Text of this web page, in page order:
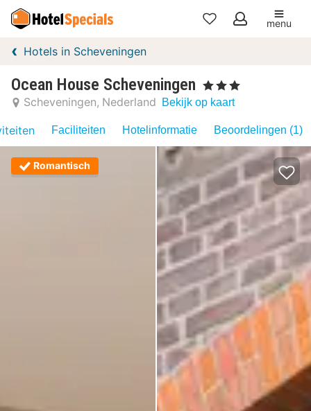
Mijn
menu
Hotels in Scheveningen
Ocean House Scheveningen , 3 Sterren
Scheveningen Nederland Bekijk op kaart
Faciliteiten Hotelinformatie Beoordelingen (1)
Romantisch